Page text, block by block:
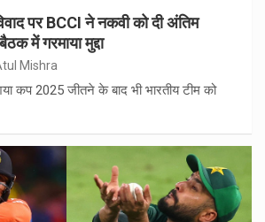
पर BCCI ने नकवी को दी अंतिम
में गरमाया मुद्दा
Mishra
कप 2025 जीतने के बाद भी भारतीय टीम को